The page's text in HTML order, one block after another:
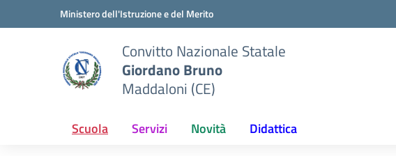
Vai ai contenuti
Vai al menu di navigazioneMinistero dell'Istruzione e del Merito
Convitto Nazionale Statale
Giordano Bruno
Maddaloni (CE)
Scuola Servizi Novità Didattica